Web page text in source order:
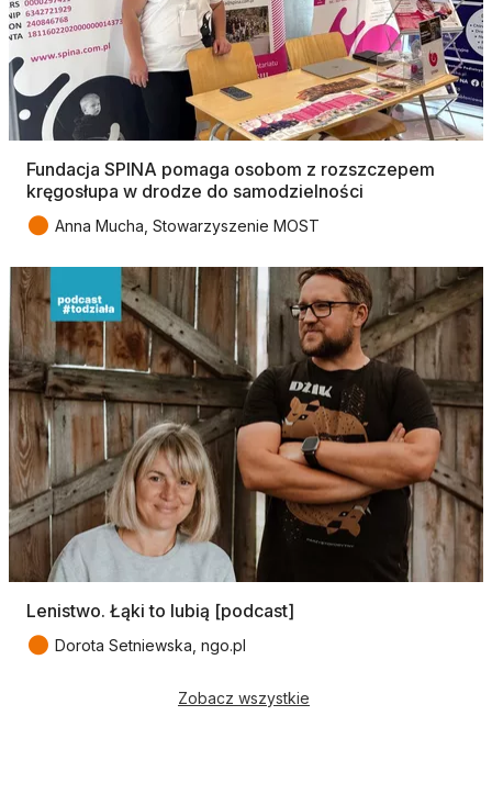
Fundacja SPINA pomaga osobom z rozszczepem
kręgosłupa w drodze do samodzielności
● Anna Mucha, Stowarzyszenie MOST
Lenistwo. Łąki to lubią [podcast]
● Dorota Setniewska, ngo.pl
Zobacz wszystkie